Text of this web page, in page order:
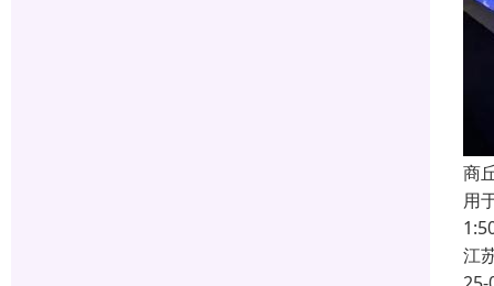
商
用
江